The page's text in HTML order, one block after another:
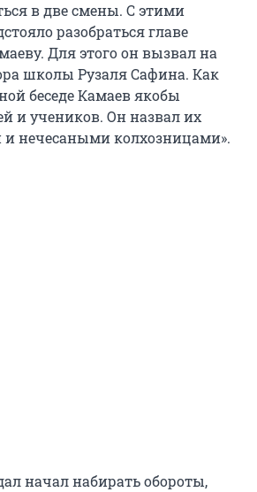
в две смены. С этими
разобраться главе
Для этого он вызвал на
школы Рузаля Сафина. Как
беседе Камаев якобы
и учеников. Он назвал их
и нечесаными колхозницами».
начал набирать обороты,